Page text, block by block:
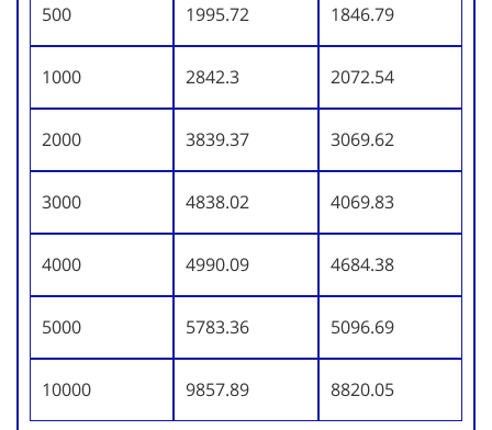
500 1995.72 1846.79
1000 2842.3 2072.54
2000 3839.37 3069.62
3000 4838.02 4069.83
4000 4990.09 4684.38
5000 5783.36 5096.69
10000 9857.89 8820.05